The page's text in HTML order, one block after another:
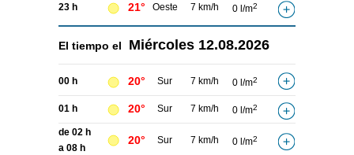
23 h 21° Oeste 7 km/h 0 l/m2
El tiempo el Miércoles 12.08.2026
00 h 20° Sur 7 km/h 0 l/m2
01 h 20° Sur 7 km/h 0 l/m2
de 02 h
a 08 h
20° Sur 7 km/h 0 l/m2